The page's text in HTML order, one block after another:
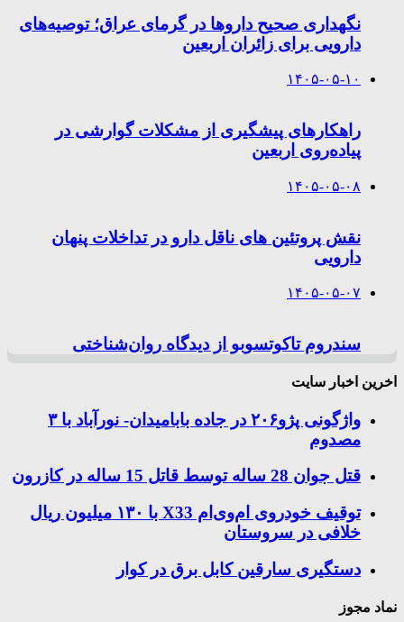
نگهداری صحیح داروها در گرمای عراق؛ توصیه‌های
دارویی برای زائران اربعین
۱۴۰۵-۰۵-۱۰
راهکارهای پیشگیری از مشکلات گوارشی در
پیاده‌روی اربعین
۱۴۰۵-۰۵-۰۸
نقش پروتئین های ناقل دارو در تداخلات پنهان
دارویی
۱۴۰۵-۰۵-۰۷
سندروم تاکوتسوبو از دیدگاه روان‌شناختی
اخرین اخبار سایت
واژگونی پژو۲۰۶ در جاده بابامیدان- نورآباد با ۳
مصدوم
قتل جوان 28 ساله توسط قاتل 15 ساله در کازرون
توقیف خودروی ام‌وی‌ام X33 با ۱۳۰ میلیون ریال
خلافی در سروستان
دستگیری سارقین کابل برق در کوار
نماد مجوز